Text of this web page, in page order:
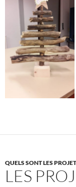
QUELS SONT LES
LES